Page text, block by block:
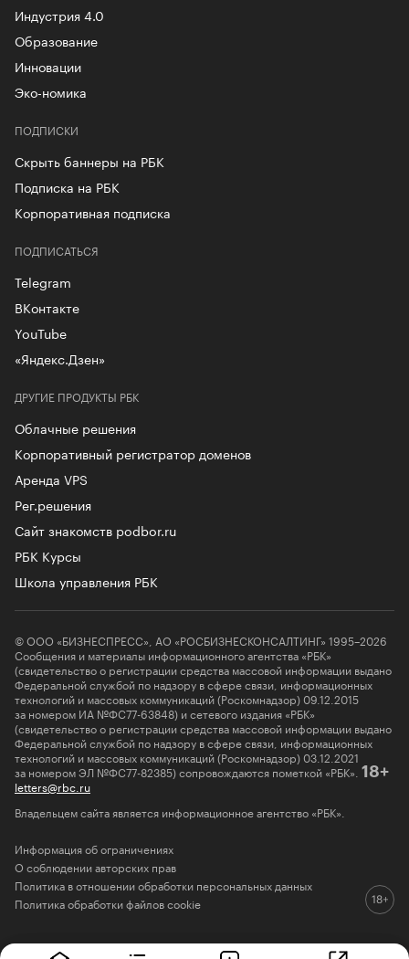
Индустрия 4.0
Образование
Инновации
Эко-номика
ПОДПИСКИ
Скрыть баннеры на РБК
Подписка на РБК
Корпоративная подписка
ДРУГИЕ ПРОДУКТЫ РБК
Облачные решения
Корпоративный регистратор доменов
Аренда VPS
Рег.решения
Сайт знакомств podbor.ru
РБК Курсы
Школа управления РБК
ПОДПИСАТЬСЯ
Telegram
ВКонтакте
YouTube
«Яндекс.Дзен»
© ООО «БИЗНЕСПРЕСС», АО «РОСБИЗНЕСКОНСАЛТИНГ» 1995–2026
Сообщения и материалы информационного агентства «РБК»
(свидетельство о регистрации средства массовой информации выдано
Федеральной службой по надзору в сфере связи, информационных
технологий и массовых коммуникаций (Роскомнадзор) 09.12.2015
за номером ИА №ФС77-63848) и сетевого издания «РБК»
(свидетельство о регистрации средства массовой информации выдано
Федеральной службой по надзору в сфере связи, информационных
технологий и массовых коммуникаций (Роскомнадзор) 03.12.2021
за номером ЭЛ №ФС77-82385) сопровождаются пометкой «РБК». 18+
letters@rbc.ru
Владельцем сайта является информационное агентство «РБК».
Информация об ограничениях
О соблюдении авторских прав
Политика в отношении обработки персональных данных
Политика обработки файлов cookie